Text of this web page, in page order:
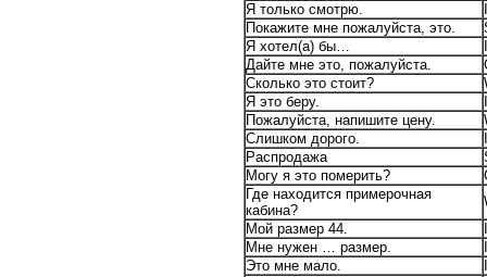
Я только смотрю.
Покажите мне пожалуйста, это.
Я хотел(а) бы…
Дайте мне это, пожалуйста.
Сколько это стоит?
Я это беру.
Пожалуйста, напишите цену.
Слишком дорого.
Распродажа
Могу я это померить?
Где находится примерочная
кабина?
Мой размер 44.
Мне нужен … размер.
Это мне мало.